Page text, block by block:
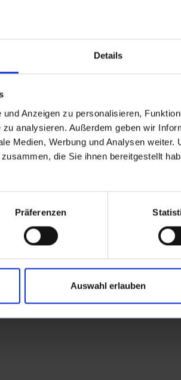
Details
Anzeigen zu personalisieren,
analysieren. Außerdem geben wir
Medien, Werbung und Analysen
die Sie ihnen bereitgestellt
Präferenzen
Auswahl erlauben
den Alltag
durch den Alltag
durch den Alltag
den Alltag
durch den Alltag